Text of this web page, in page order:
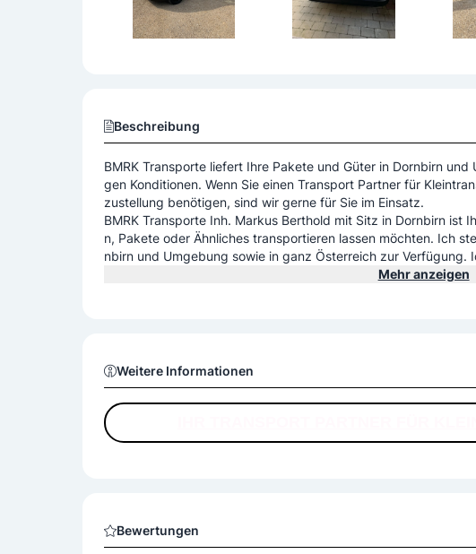
Beschreibung
BMRK Transporte liefert Ihre Pakete und Güter in Dornbirn
gen Konditionen. Wenn Sie einen Transport Partner für
zustellung benötigen, sind wir gerne für Sie im Einsatz.
BMRK Transporte Inh. Markus Berthold mit Sitz in Dornbirn ist
n, Pakete oder Ähnliches transportieren lassen möchten. Ich
nbirn und Umgebung sowie in ganz Österreich zur Verfügung.
nd Spezialzustellung in ganz Österreich sowie auch inMehr anzeigen
Weitere Informationen
Bewertungen